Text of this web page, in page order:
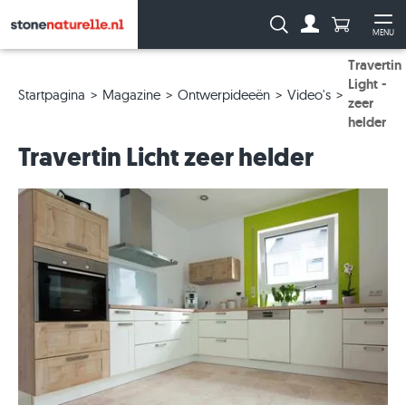
MENU
Zoeken: Aantal
Startpagina Magazine Ontwerpideeën Video's
Travertin
Light -
zeer
helder
Travertin Licht zeer helder